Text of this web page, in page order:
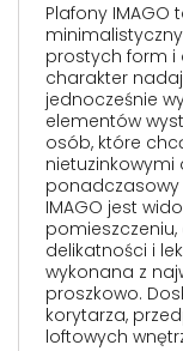
Plafony
prostych form i
charakter
jednocześnie
elementów
osób, które
nietuzinkowymi
ponadczasowy
IMAGO jest
delikatności i
wykonana z
proszkowo.
korytarza,
loftowych